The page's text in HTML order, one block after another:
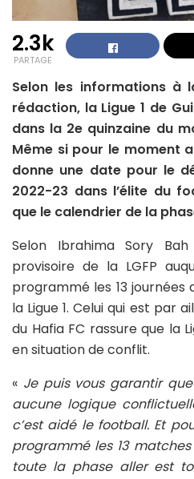
2.3k
PARTAGE
Selon les informations à
rédaction, la Ligue 1 de
dans la 2e quinzaine du
Même si pour le moment
donne une date pour le
2022-23 dans l’élite du
que le calendrier de la
Selon Ibrahima Sory
provisoire de la LGFP
programmé les 13
la Ligue 1. Celui qui est par
du Hafia FC rassure que la
en situation de conflit.
« Je puis vous garantir
aucune logique
c’est aidé le football. Et
programmé les 13
toute la phase aller est